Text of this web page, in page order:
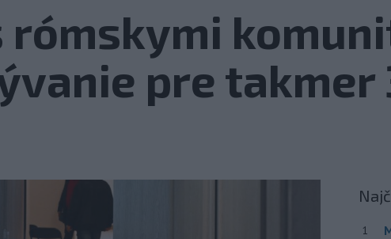
rómskymi
pre takmer
1